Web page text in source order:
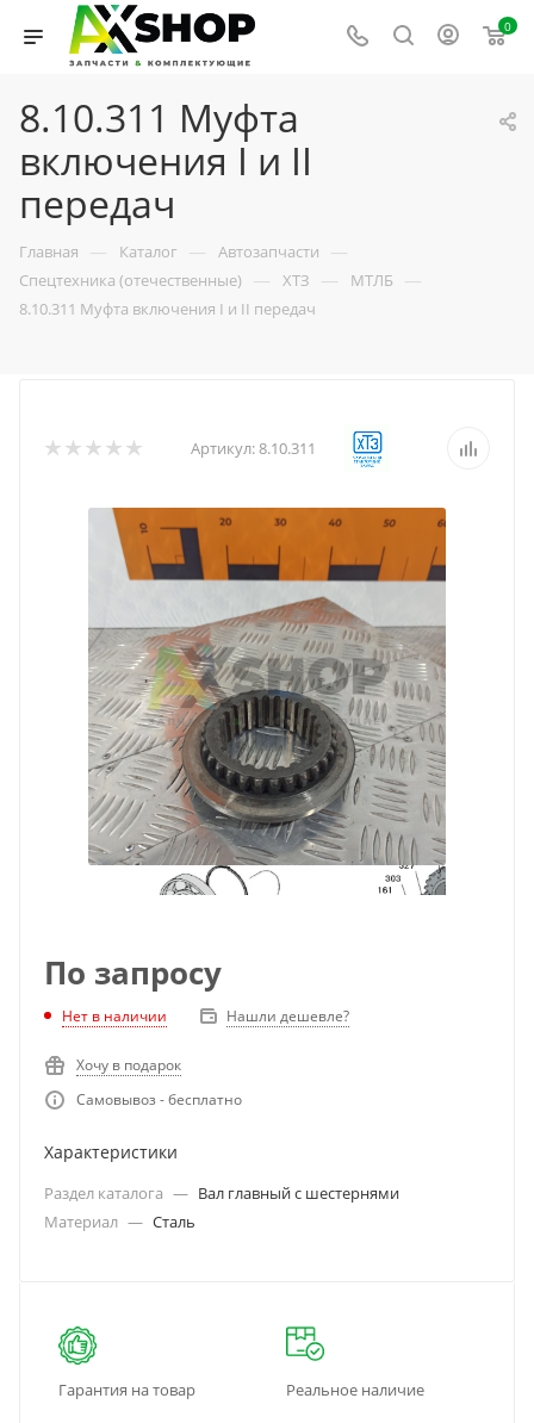
0
8.10.311 Муфта
включения I и II
передач
Главная — Каталог — Автозапчасти —
Спецтехника (отечественные) — ХТЗ — МТЛБ —
8.10.311 Муфта включения I и II передач
Артикул:8.10.311
По запросу
Нет в наличии Нашли дешевле?
Хочу в подарок
Самовывоз - бесплатно
Характеристики
Раздел каталога — Вал главный с шестернями
Материал — Сталь
Гарантия на товар Реальное наличие